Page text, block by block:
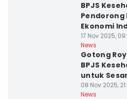
BPJS
Ekonomi
17 Nov 2025,
News
Gotong
BPJS
untuk
08 Nov 2025,
News